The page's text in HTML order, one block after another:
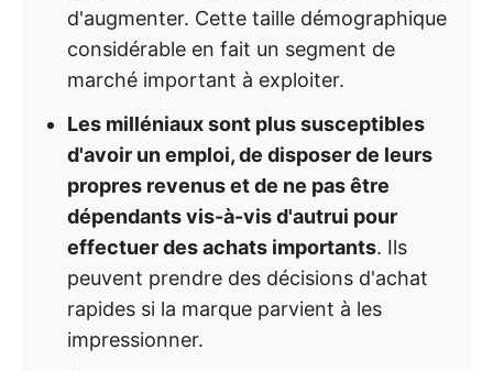
d'augmenter. Cette taille démographique
considérable en fait un segment de
marché important à exploiter.
Les milléniaux sont plus susceptibles
d'avoir un emploi, de disposer de leurs
propres revenus et de ne pas être
dépendants vis-à-vis d'autrui pour
effectuer des achats importants. Ils
peuvent prendre des décisions d'achat
rapides si la marque parvient à les
impressionner.